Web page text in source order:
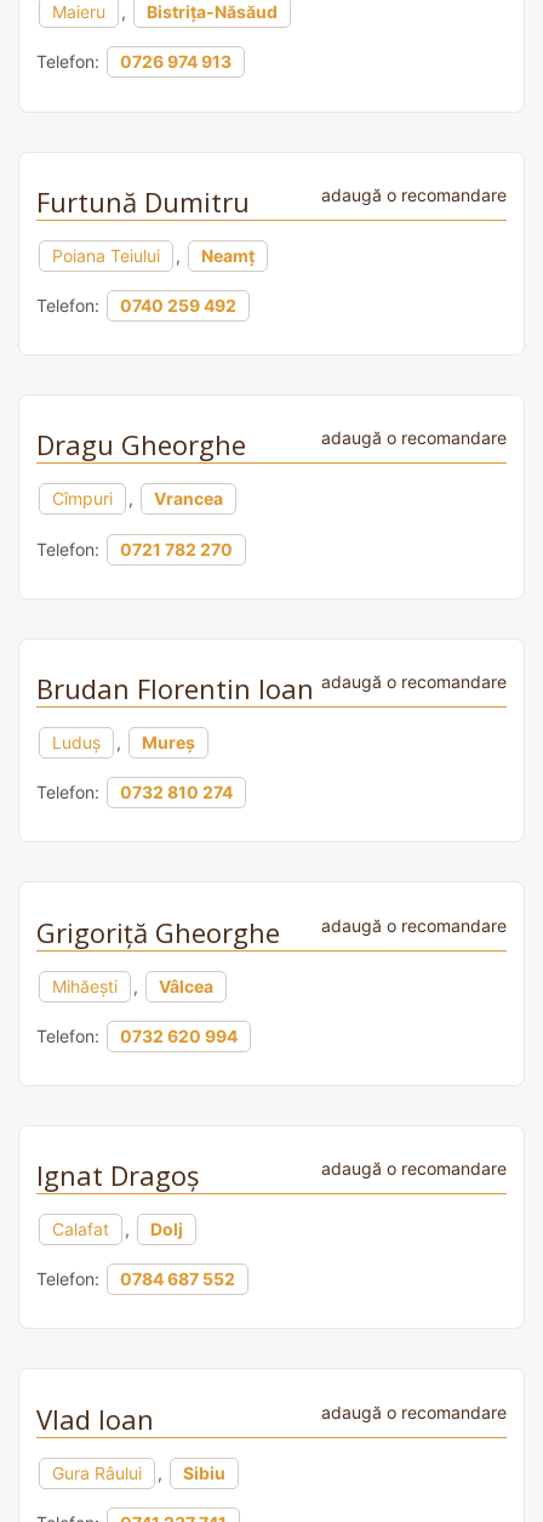
Maieru , Bistrița-Năsăud
Telefon: 0726 974 913
Furtună Dumitru adaugă o recomandare
Poiana Teiului , Neamț
Telefon: 0740 259 492
Dragu Gheorghe adaugă o recomandare
Cîmpuri , Vrancea
Telefon: 0721 782 270
Brudan Florentin Ioan adaugă o recomandare
Luduş , Mureș
Telefon: 0732 810 274
Grigoriță Gheorghe adaugă o recomandare
Mihăești , Vâlcea
Telefon: 0732 620 994
Ignat Dragoș adaugă o recomandare
Calafat , Dolj
Telefon: 0784 687 552
Vlad Ioan adaugă o recomandare
Gura Râului , Sibiu